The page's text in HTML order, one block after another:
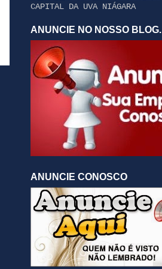
CAPITAL DA UVA NIÁGARA
ANUNCIE NO NOSSO BLOG.
ANUNCIE CONOSCO